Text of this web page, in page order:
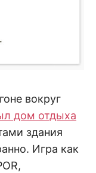
вокруг
дом отдыха
здания
Игра как